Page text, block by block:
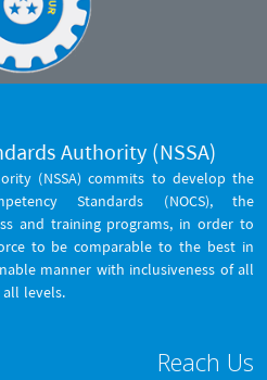
Authority (NSSA)
(NSSA) commits to develop the
Standards (NOCS), the
and training programs, in order to
to be comparable to the best in
manner with inclusiveness of all
levels.
Reach Us